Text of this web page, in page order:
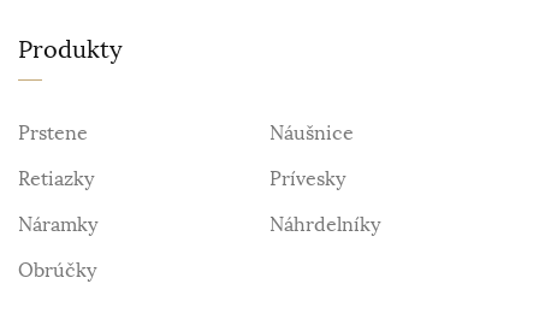
Produkty
Prstene
Náušnice
Retiazky
Prívesky
Náramky
Náhrdelníky
Obrúčky